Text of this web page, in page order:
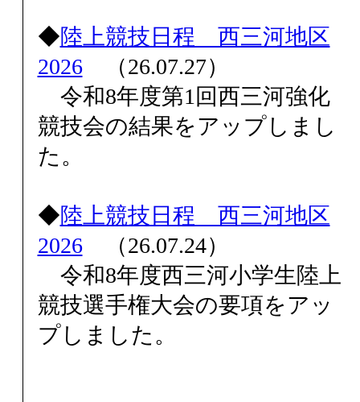
◆陸上競技日程 西三河地区
2026（26.07.27）
令和8年度第1回西三河強化
競技会の結果をアップしまし
た。
◆陸上競技日程 西三河地区
2026（26.07.24）
令和8年度西三河小学生陸上
競技選手権大会の要項をアッ
プしました。